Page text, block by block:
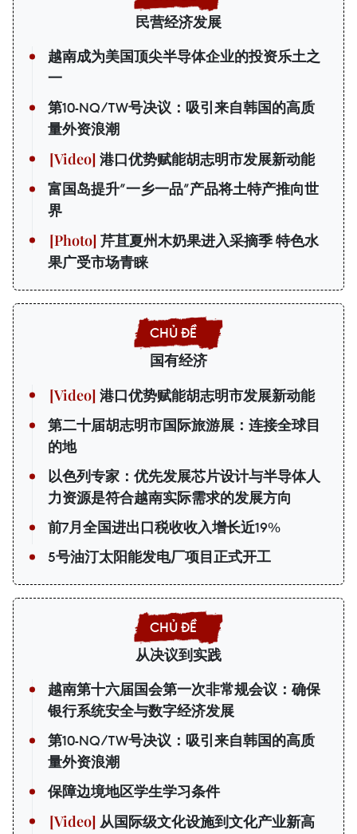
民营经济发展
越南成为美国顶尖半导体企业的投资乐土之
一
第10-NQ/TW号决议：吸引来自韩国的高质
量外资浪潮
港口优势赋能胡志明市发展新动能
富国岛提升”一乡一品”产品将土特产推向世
界
芹苴夏州木奶果进入采摘季 特色水
果广受市场青睐
国有经济
港口优势赋能胡志明市发展新动能
第二十届胡志明市国际旅游展：连接全球目
的地
以色列专家：优先发展芯片设计与半导体人
力资源是符合越南实际需求的发展方向
前7月全国进出口税收收入增长近19%
5号油汀太阳能发电厂项目正式开工
从决议到实践
越南第十六届国会第一次非常规会议：确保
银行系统安全与数字经济发展
第10-NQ/TW号决议：吸引来自韩国的高质
量外资浪潮
保障边境地区学生学习条件
从国际级文化设施到文化产业新高